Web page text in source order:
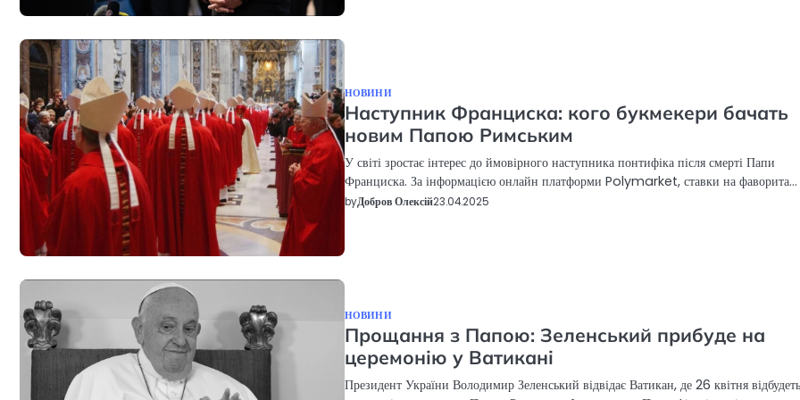
НОВИНИ
Наступник Франциска: кого букмекери бачать
новим Папою Римським
У світі зростає інтерес до ймовірного наступника понтифіка після смерті Папи
Франциска. За інформацією онлайн платформи Polymarket, ставки на фаворита…
byДобров Олексій23.04.2025
НОВИНИ
Прощання з Папою: Зеленський прибуде на
церемонію у Ватикані
Президент України Володимир Зеленський відвідає Ватикан, де 26 квітня